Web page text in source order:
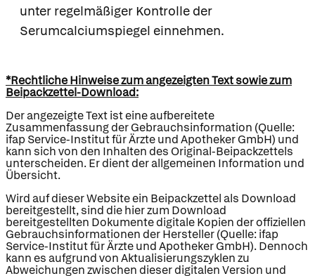
unter regelmäßiger Kontrolle der
Serumcalciumspiegel einnehmen.
*Rechtliche Hinweise zum angezeigten Text sowie zum
Beipackzettel-Download:
Der angezeigte Text ist eine aufbereitete
Zusammenfassung der Gebrauchsinformation (Quelle:
ifap Service-Institut für Ärzte und Apotheker GmbH) und
kann sich von den Inhalten des Original-Beipackzettels
unterscheiden. Er dient der allgemeinen Information und
Übersicht.
Wird auf dieser Website ein Beipackzettel als Download
bereitgestellt, sind die hier zum Download
bereitgestellten Dokumente digitale Kopien der offiziellen
Gebrauchsinformationen der Hersteller (Quelle: ifap
Service-Institut für Ärzte und Apotheker GmbH). Dennoch
kann es aufgrund von Aktualisierungszyklen zu
Abweichungen zwischen dieser digitalen Version und